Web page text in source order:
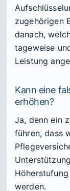
zugehörigen
danach,
tageweise
Leistung
Kann eine
erhöhen?
Ja, denn ein
führen, dass
werden.